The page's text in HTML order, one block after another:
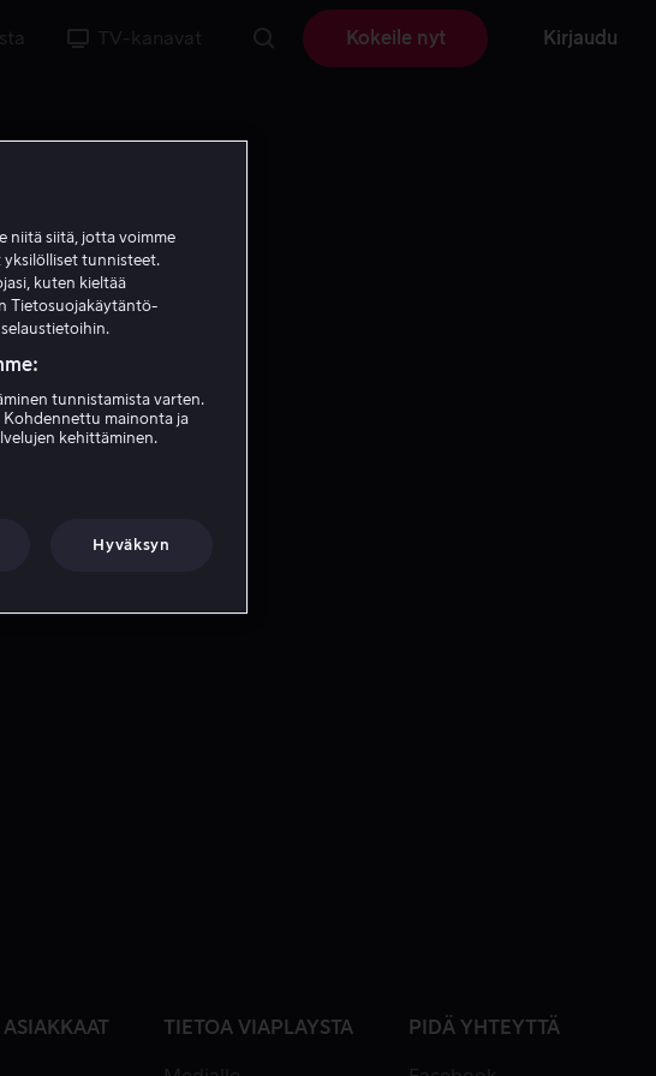
TV-kanavat Kokeile nyt Kirjaudu
TIETOA VIAPLAYSTA PIDÄ YHTEYTTÄ
niitä siitä, jotta voimme
yksilölliset tunnisteet.
kuten kieltää
Tietosuojakäytäntö-
tunnistamista varten.
mainonta ja
kehittäminen.
Hyväksyn